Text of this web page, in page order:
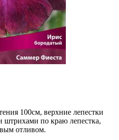
100см, верхние лепестки
штрихами по краю лепестка,
отливом.